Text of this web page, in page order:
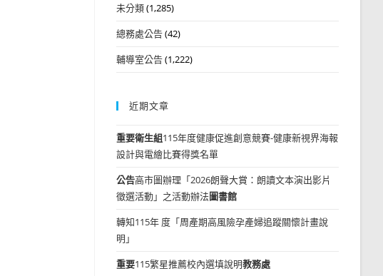
未分類(1,285)
總務處公告(42)
輔導室公告(1,222)
近期文章
重要衛生組115年度健康促進創意競賽-健康新視界海報
設計與電繪比賽得獎名單
公告高市圖辦理「2026朗聲大賞：朗讀文本演出影片
徵選活動」之活動辦法圖書館
轉知115年 度「周產期高風險孕產婦追蹤關懷計畫說
明」
重要115繁星推薦校內選填說明教務處